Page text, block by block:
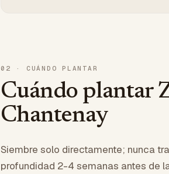
02 · CUÁNDO PLANTAR
Cuándo plantar
Chantenay
Siembre solo directamente; nunca
profundidad 2-4 semanas antes de